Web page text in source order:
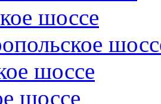
шоссе
шоссе
шоссе